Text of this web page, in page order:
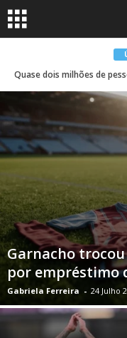
Garnacho
por empréstimo
Gabriela Ferreira - 24 Julho